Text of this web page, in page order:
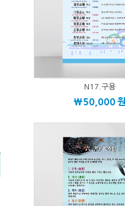
N17.구용
\50,000